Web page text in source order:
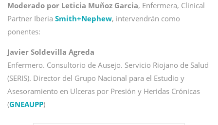
Moderado por Leticia Muñoz Garcia, Enfermera, Clinical
Partner Iberia Smith+Nephew, intervendrán como
ponentes:
Javier Soldevilla Agreda
Enfermero. Consultorio de Ausejo. Servicio Riojano de Salud
(SERIS). Director del Grupo Nacional para el Estudio y
Asesoramiento en Ulceras por Presión y Heridas Crónicas
(GNEAUPP)